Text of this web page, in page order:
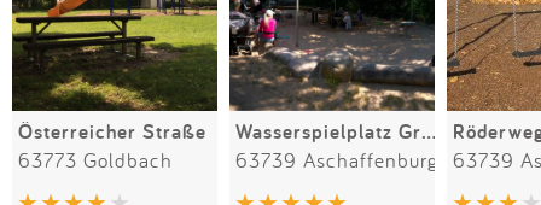
Österreicher Straße
63773 Goldbach
Wasserspielplatz Großmutterwiese
63739 Aschaffenburg 63739